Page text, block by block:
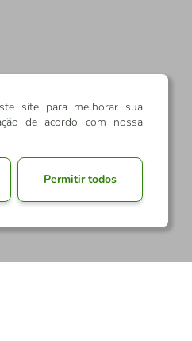
site para melhorar sua
de acordo com nossa
Permitir todos